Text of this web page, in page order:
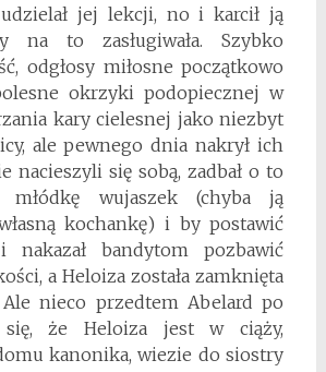
jej lekcji, no i karcił ją
na to zasługiwała. Szybko
odgłosy miłosne początkowo
okrzyki podopiecznej w
kary cielesnej jako niezbyt
ale pewnego dnia nakrył ich
nacieszyli się sobą, zadbał o to
młódkę wujaszek (chyba ją
kochankę) i by postawić
bandytom pozbawić
a Heloiza została zamknięta
nieco przedtem Abelard po
się, że Heloiza jest w ciąży,
kanonika, wiezie do siostry